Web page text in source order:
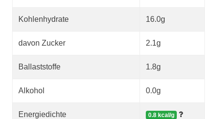
Kohlenhydrate 16.0g
davon Zucker 2.1g
Ballaststoffe 1.8g
Alkohol 0.0g
Energiedichte 0.8 kcal/g